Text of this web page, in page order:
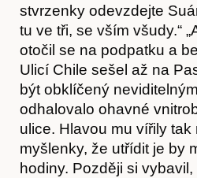
stvrzenky odevzdejte
tu ve tři, se vším všudy.“
otočil se na podpatku a
Ulicí Chile sešel až na
být obklíčený
odhalovalo ohavné
ulice. Hlavou mu vířily tak
myšlenky, že utřídit je by
hodiny. Později si